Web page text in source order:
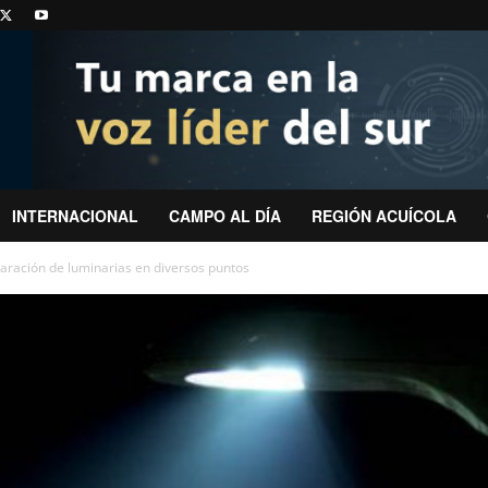
INTERNACIONAL CAMPO AL DÍA REGIÓN ACUÍCOLA
de luminarias en diversos puntos